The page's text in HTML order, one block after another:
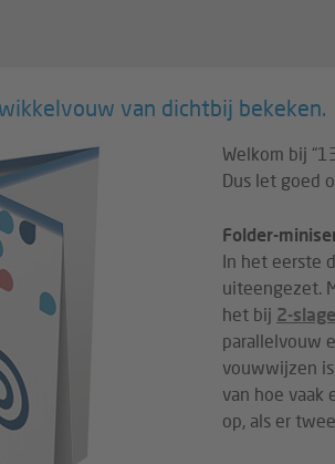
van dichtbij bekeken.
Welkom bij
Dus let goed
Folder-
In het eerste
uiteengezet.
het bij 2-
parallelvouw
vouwwijzen
van hoe vaak
op, als er